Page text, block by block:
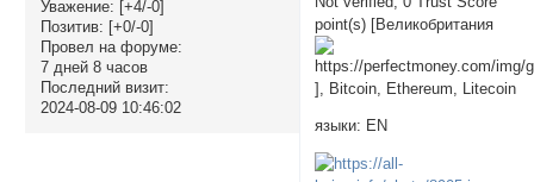
Уважение: [+4/-0]
Позитив: [+0/-0]
Провел на форуме:
7 дней 8 часов
Последний визит:
2024-08-09 10:46:02
point(s) [Великобритания
], Bitcoin, Ethereum, Litecoin
языки: EN